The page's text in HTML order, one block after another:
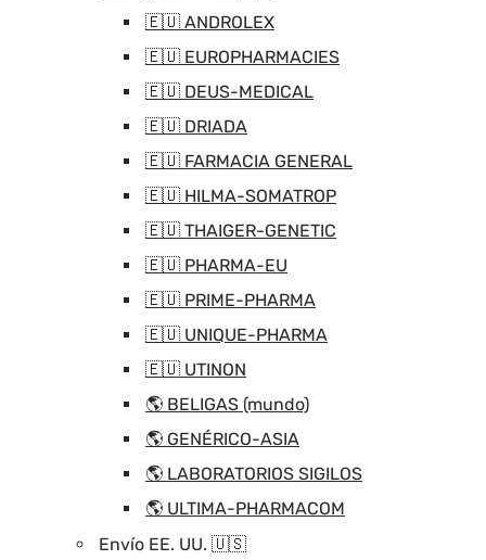
🇪🇺 ANDROLEX
🇪🇺 EUROPHARMACIES
🇪🇺 DEUS-MEDICAL
🇪🇺 DRIADA
🇪🇺 FARMACIA GENERAL
🇪🇺 HILMA-SOMATROP
🇪🇺 THAIGER-GENETIC
🇪🇺 PHARMA-EU
🇪🇺 PRIME-PHARMA
🇪🇺 UNIQUE-PHARMA
🇪🇺 UTINON
🌎 BELIGAS (mundo)
🌎 GENÉRICO-ASIA
🌎 LABORATORIOS SIGILOS
🌎 ULTIMA-PHARMACOM
Envío EE. UU. 🇺🇸